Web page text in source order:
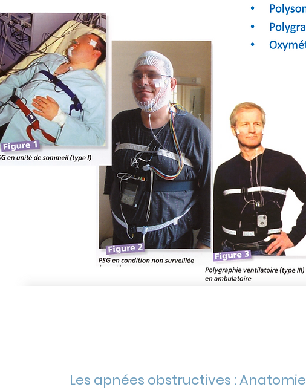
Les apnées obstructives : Anatomie